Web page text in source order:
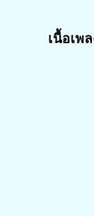
เนื้อเพ